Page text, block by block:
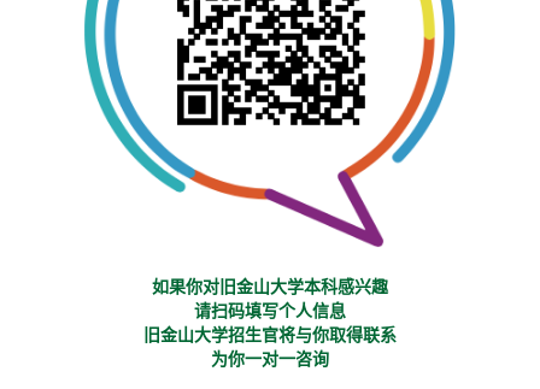
如果你对旧金山大学本科感兴趣
请扫码填写个人信息
旧金山大学招生官将与你取得联系
为你一对一咨询